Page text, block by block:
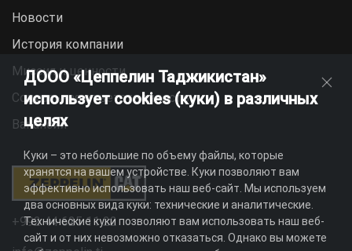
Новости
История компании
Миссия и ценности
Социальная ответственность
Вакансии
+992 44 625 11 22
ДООО «Цеппелин Таджикистан»
использует cookies (куки) в различных
целях
Куки – это небольшие по объему файлы, которые
хранятся на вашем устройстве. Куки позволяют вам
эффективно использовать наш веб-сайт. Мы используем
два основных вида куки: технические и аналитические.
Технические куки позволяют вам использовать наш веб-
сайт и от них невозможно отказаться. Однако вы можете